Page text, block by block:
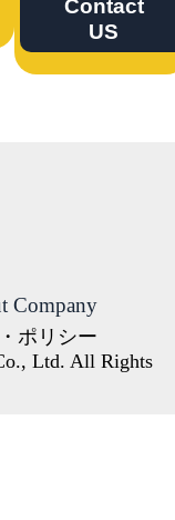
Contact
US
Company
ポリシー
Ltd. All Rights